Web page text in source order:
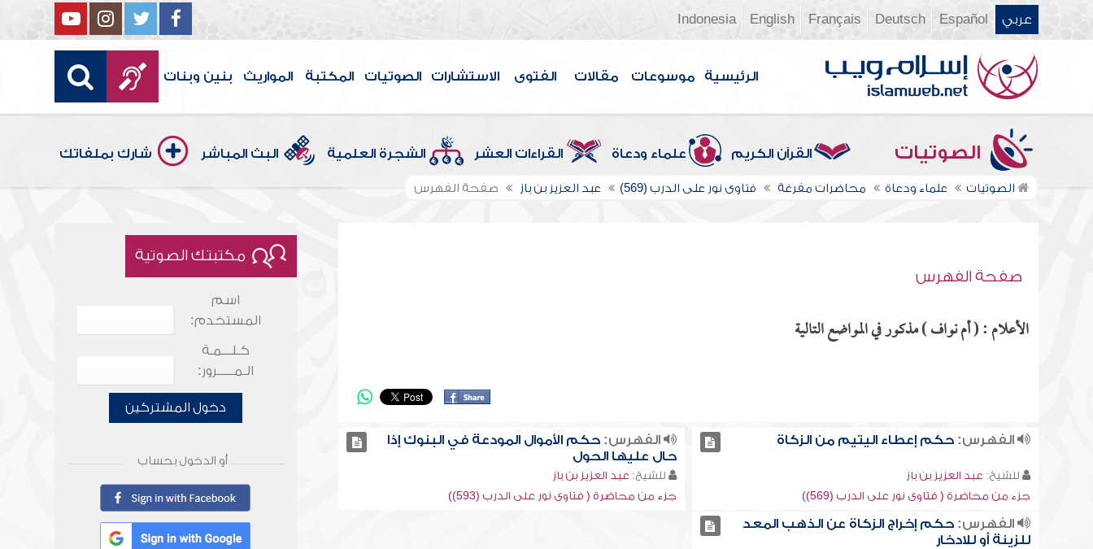
عربي Español
Deutsch
Français
English
Indonesia
الرئيسية موسوعات مقالات الفتوى الاستشارات الصوتيات المكتبة المواريث بنين وبنات
الصوتيات القرآن الكريم علماء ودعاة القراءات العشر الشجرة العلمية البث المباشر شارك بملفاتك
الصوتيات علماء ودعاة محاضرات مفرغة فتاوى نور على الدرب (569) عبد العزيز بن باز صفحة الفهرس
صفحة الفهرس
الأعلام : ( أم نواف ) مذكور في المواضع التالية
الفهرس:حكم إعطاء اليتيم من الزكاة
للشيخ: عبد العزيز بن باز
جزء من محاضرة ( فتاوى نور على الدرب (569))
الفهرس: حكم الأموال المودعة في البنوك إذا
حال عليها الحول
للشيخ: عبد العزيز بن باز
جزء من محاضرة ( فتاوى نور على الدرب (593))
الفهرس:حكم إخراج الزكاة عن الذهب المعد
للزينة أو للادخار
مكتبتك الصوتية
اسم
المستخدم:
كـلـــمـة
الـمـــــرور:
دخول المشتركين
أو الدخول بحساب